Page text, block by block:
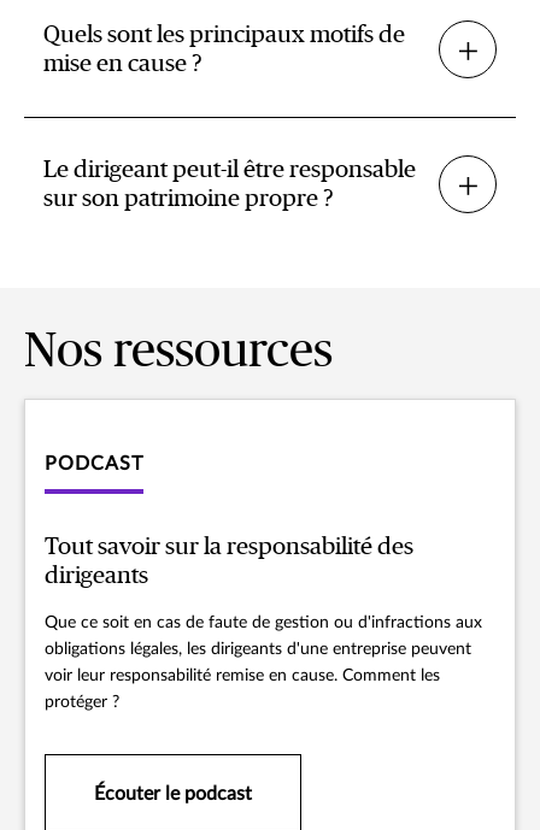
Quels sont les principaux motifs de
mise en cause ?
Le dirigeant peut-il être responsable
sur son patrimoine propre ?
Nos ressources
PODCAST
Tout savoir sur la responsabilité des
dirigeants
Que ce soit en cas de faute de gestion ou d'infractions aux
obligations légales, les dirigeants d'une entreprise peuvent
voir leur responsabilité remise en cause. Comment les
protéger ?
Écouter le podcast